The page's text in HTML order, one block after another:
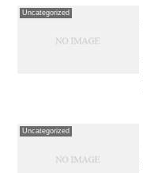
Uncategorized
Uncategorized